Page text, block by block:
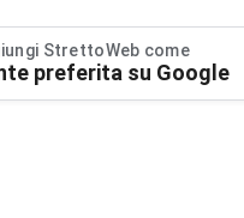
StrettoWeb come
preferita su Google